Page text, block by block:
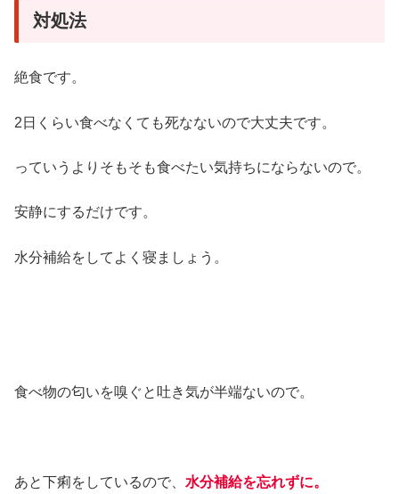
対処法
絶食です。
2日くらい食べなくても死なないので大丈夫です。
っていうよりそもそも食べたい気持ちにならないので。
安静にするだけです。
水分補給をしてよく寝ましょう。
食べ物の匂いを嗅ぐと吐き気が半端ないので。
あと下痢をしているので、 水分補給を忘れずに。